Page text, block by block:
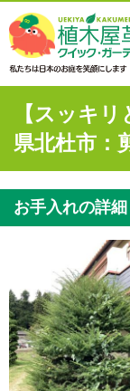
【スッキ
県北杜市：
お手入れの詳細